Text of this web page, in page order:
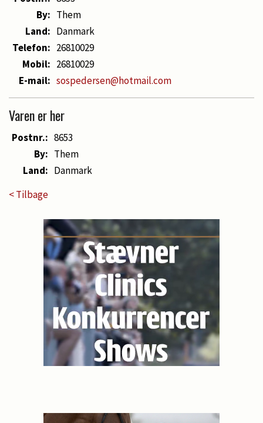
By: Them
Land: Danmark
Telefon: 26810029
Mobil: 26810029
E-mail: sospedersen@hotmail.com
Varen er her
Postnr.: 8653
By: Them
Land: Danmark
< Tilbage